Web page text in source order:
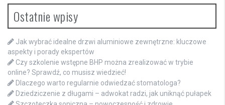
Ostatnie wpisy
Jak wybrać idealne drzwi aluminiowe zewnętrzne: kluczowe
aspekty i porady ekspertów
Czy szkolenie wstępne BHP można zrealizować w trybie
online? Sprawdź, co musisz wiedzieć!
Dlaczego warto regularnie odwiedzać stomatologa?
Dziedziczenie z długami – adwokat radzi, jak uniknąć pułapek